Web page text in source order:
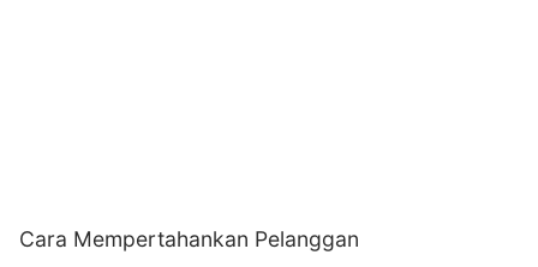
Cara Mempertahankan Pelanggan